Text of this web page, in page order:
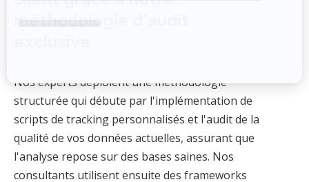
Nos experts déploient une méthodologie
structurée qui débute par l'implémentation de
scripts de tracking personnalisés et l'audit de la
qualité de vos données actuelles, assurant que
l'analyse repose sur des bases saines. Nos
consultants utilisent ensuite des frameworks